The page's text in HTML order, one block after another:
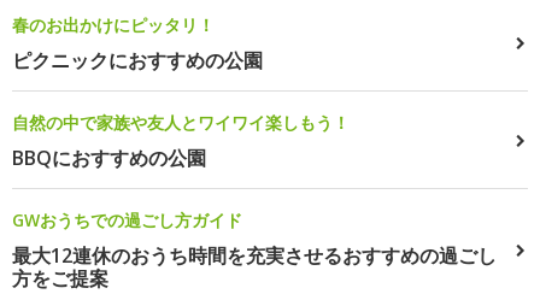
春のお出かけにピッタリ！
ピクニックにおすすめの公園
自然の中で家族や友人とワイワイ楽しもう！
BBQにおすすめの公園
GWおうちでの過ごし方ガイド
最大12連休のおうち時間を充実させるおすすめの過ごし
方をご提案